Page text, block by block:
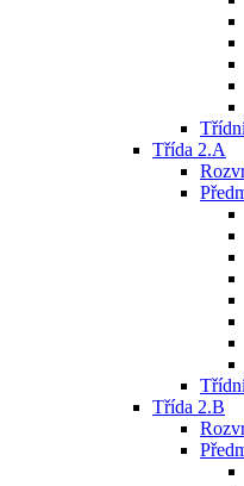
Třída 2.A
Třída 2.B